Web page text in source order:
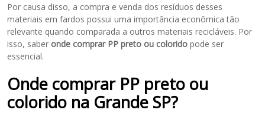
Por causa disso, a compra e venda dos resíduos desses
materiais em fardos possui uma importância econômica tão
relevante quando comparada a outros materiais recicláveis. Por
isso, saber onde comprar PP preto ou colorido pode ser
essencial.
Onde comprar PP preto ou
colorido na Grande SP?